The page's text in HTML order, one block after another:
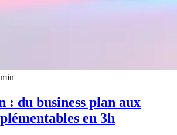
min
: du business plan aux
en 3h